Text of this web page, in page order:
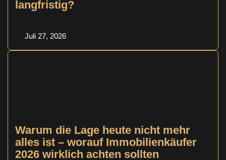
langfristig?
Juli 27, 2026
Warum die Lage heute nicht mehr
alles ist – worauf Immobilienkäufer
2026 wirklich achten sollten